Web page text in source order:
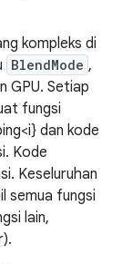
kompleks di
BlendMode ,
GPU. Setiap
fungsi
dan kode
Kode
Keseluruhan
semua fungsi
lain,